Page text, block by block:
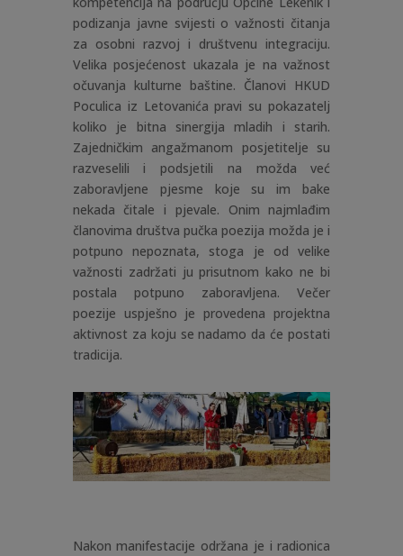
podizanja javne svijesti o važnosti čitanja
za osobni razvoj i društvenu integraciju.
Velika posjećenost ukazala je na važnost
očuvanja kulturne baštine. Članovi HKUD
Poculica iz Letovanića pravi su pokazatelj
koliko je bitna sinergija mladih i starih.
Zajedničkim angažmanom posjetitelje su
razveselili i podsjetili na možda već
zaboravljene pjesme koje su im bake
nekada čitale i pjevale. Onim najmlađim
članovima društva pučka poezija možda je i
potpuno nepoznata, stoga je od velike
važnosti zadržati ju prisutnom kako ne bi
postala potpuno zaboravljena. Večer
poezije uspješno je provedena projektna
aktivnost za koju se nadamo da će postati
tradicija.
Nakon manifestacije održana je i radionica